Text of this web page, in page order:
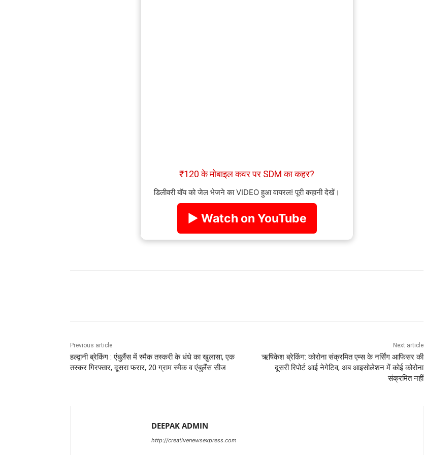
₹120 के मोबाइल कवर पर SDM का कहर?
डिलीवरी बॉय को जेल भेजने का VIDEO हुआ वायरल! पूरी कहानी देखें।
▶ Watch on YouTube
Previous article
हल्द्वानी ब्रेकिंग : एंबुलैंस में स्मैक तस्करी के धंधे का खुलासा, एक
तस्कर गिरफ्तार, दूसरा फरार, 20 ग्राम स्मैक व एंबुलैंस सीज
Next article
ऋषिकेश ब्रेकिंग: कोरोना संक्रमित एम्स के नर्सिंग आफिसर की
दूसरी रिपोर्ट आई नेगेटिव, अब आइसोलेशन में कोई कोरोना
संक्रमित नहीं
DEEPAK ADMIN
http://creativenewsexpress.com